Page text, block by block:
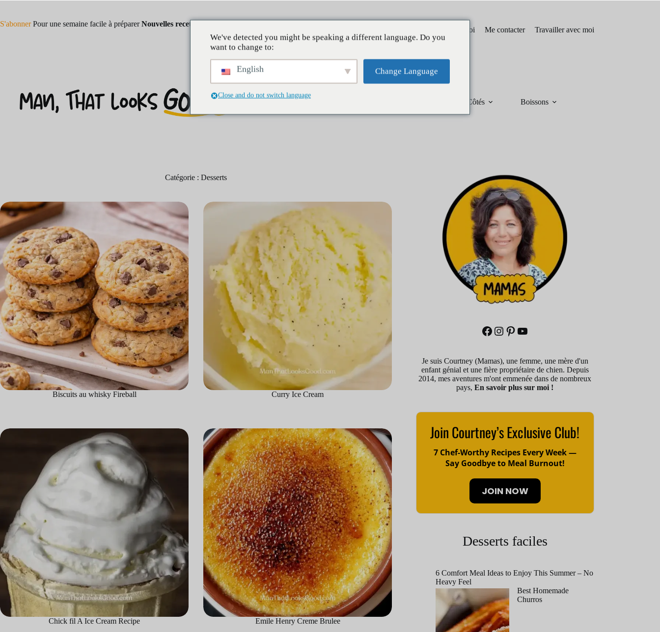
content
S'abonnerPour une semaine facile à préparerNouvelles recettes !
À propos de moi Me contacter Travailler avec moi
Côtés Boissons
Catégorie : Desserts
Biscuits au whisky Fireball Curry Ice Cream
Chick fil A Ice Cream Recipe Emile Henry Creme Brulee
Facebook
Instagram
Pinterest
YouTube
Je suis Courtney (Mamas), une femme, une mère d'un
enfant génial et une fière propriétaire de chien. Depuis
2014, mes aventures m'ont emmenée dans de nombreux
pays,En savoir plus sur moi !
Join Courtney’s Exclusive Club!
7 Chef-Worthy Recipes Every Week —
Say Goodbye to Meal Burnout!
JOIN NOW
Desserts faciles
6 Comfort Meal Ideas to Enjoy This Summer – No
Heavy Feel
Best Homemade
Churros
We've detected you might be speaking a different language. Do you
want to change to:
English Change Language
Close and do not switch language